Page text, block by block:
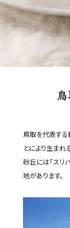
鳥取を代表する
とにより生まれ
砂丘には「スリ
地があります。